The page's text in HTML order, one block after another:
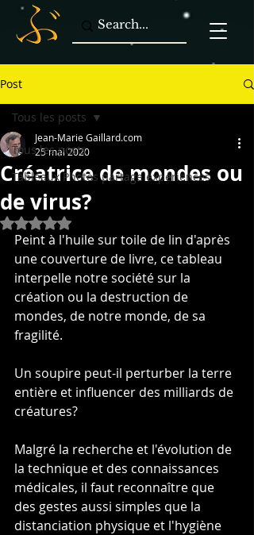
Post
Tous les posts
Tableaux Photos partage expériences
Tous les posts
Créatrice de mondes ou
de virus?
Jean-Marie Gaillard.com
25 mai 2020
Noté NaN étoiles sur 5.
Peint à l'huile sur toile de lin d'après
une couverture de livre, ce tableau
interpelle notre société sur la
création ou la destruction de
mondes, de notre monde, de sa
fragilité.
Un soupire peut-il perturber la terre
entière et influencer des milliards de
créatures?
Malgré la recherche et l'évolution de
la technique et des connaissances
médicales, il faut reconnaître que
des gestes aussi simples que la
distanciation physique et l'hygiène